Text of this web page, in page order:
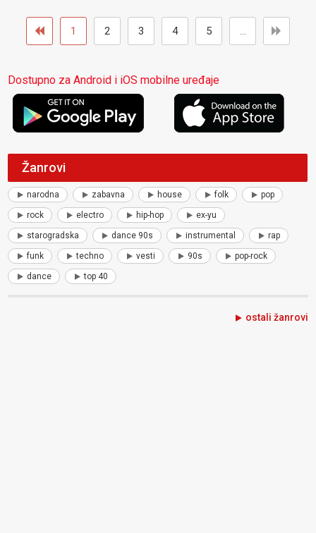
1 2 3 4 5 ...
Dostupno za Android i iOS mobilne uređaje
Žanrovi
narodna zabavna house folk pop
rock electro hip-hop ex-yu
starogradska dance 90s instrumental rap
funk techno vesti 90s pop-rock
dance top 40
ostali žanrovi